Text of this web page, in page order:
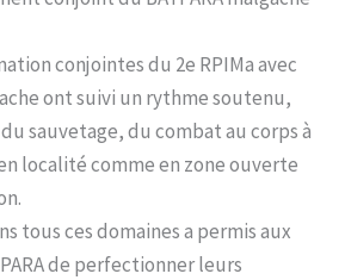
conjointes du 2e RPIMa avec
ont suivi un rythme soutenu,
sauvetage, du combat au corps à
localité comme en zone ouverte
tous ces domaines a permis aux
de perfectionner leurs